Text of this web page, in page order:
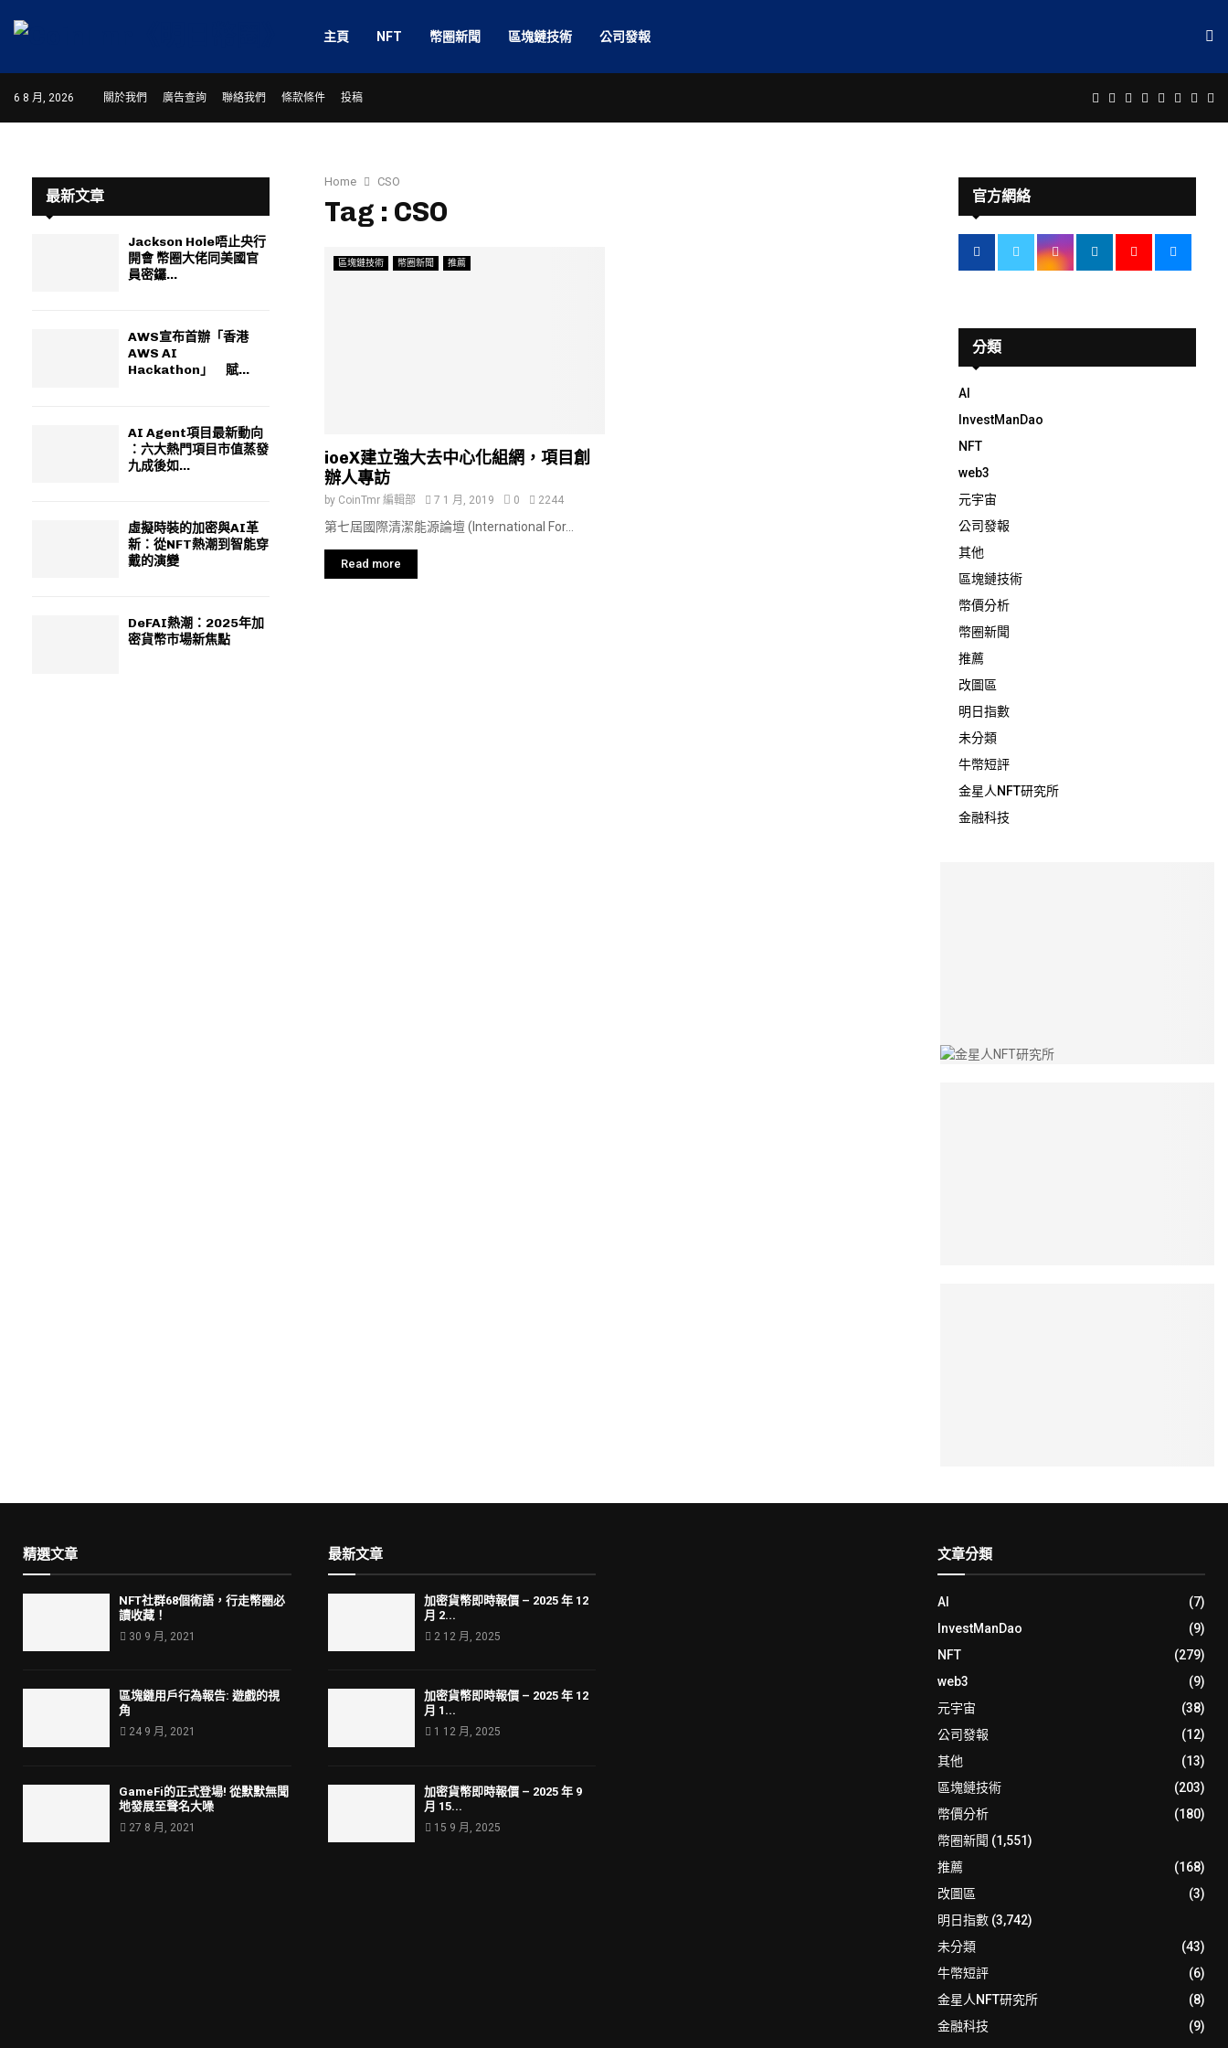
主頁 NFT 幣圈新聞 區塊鏈技術 公司發報
6 8 月, 2026 關於我們 廣告查詢 聯絡我們 條款條件 投稿 Facebook
TwitterInstagram
Linkedin
Youtube
Email
Rss
Home CSO
Tag : CSO
區塊鏈技術 幣圈新聞 推薦
ioeX建立強大去中心化組網，項目創
辦人專訪
by CoinTmr 編輯部 7 1 月, 2019 0 2244
第七屆國際清潔能源論壇 (International For...
Read more
最新文章
Jackson Hole唔止央行
開會 幣圈大佬同美國官
員密鑼...
AWS宣布首辦「香港
AWS AI
Hackathon」 賦...
AI Agent項目最新動向
：六大熱門項目市值蒸發
九成後如...
虛擬時裝的加密與AI革
新：從NFT熱潮到智能穿
戴的演變
DeFAI熱潮：2025年加
密貨幣市場新焦點
官方網絡
分類
AI
InvestManDao
NFT
web3
元宇宙
公司發報
其他
區塊鏈技術
幣價分析
幣圈新聞
推薦
改圖區
明日指數
未分類
牛幣短評
金星人NFT研究所
金融科技
精選文章
NFT社群68個術語，行走幣圈必
讀收藏！
30 9 月, 2021
區塊鏈用戶行為報告: 遊戲的視
角
24 9 月, 2021
GameFi的正式登場! 從默默無聞
地發展至聲名大噪
27 8 月, 2021
最新文章
加密貨幣即時報價 – 2025 年 12
月 2...
2 12 月, 2025
加密貨幣即時報價 – 2025 年 12
月 1...
1 12 月, 2025
加密貨幣即時報價 – 2025 年 9
月 15...
15 9 月, 2025
文章分類
AI
(7)
InvestManDao
(9)
NFT
(279)
web3
(9)
元宇宙
(38)
公司發報
(12)
其他
(13)
區塊鏈技術
(203)
幣價分析
(180)
幣圈新聞 (1,551)
推薦
(168)
改圖區
(3)
明日指數(3,742)
未分類
(43)
牛幣短評
(6)
金星人NFT研究所
(8)
金融科技
(9)